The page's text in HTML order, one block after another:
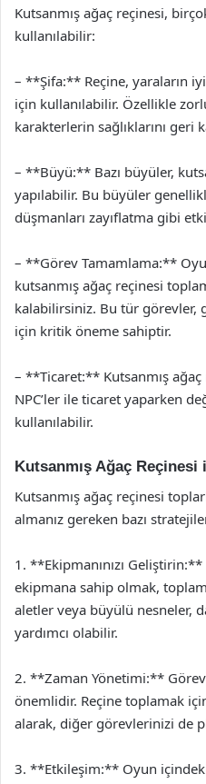
Kutsanmış ağaç reçinesi,
kullanılabilir:
– **Şifa:** Reçine, yaraların
için kullanılabilir. Özellikle
karakterlerin sağlıklarını geri
– **Büyü:** Bazı büyüler,
yapılabilir. Bu büyüler
düşmanları zayıflatma gibi
– **Görev Tamamlama:**
kutsanmış ağaç reçinesi
kalabilirsiniz. Bu tür görevler,
için kritik öneme sahiptir.
– **Ticaret:** Kutsanmış
NPC’ler ile ticaret yaparken
kullanılabilir.
Kutsanmış Ağaç
Kutsanmış ağaç reçinesi
almanız gereken bazı
1. **Ekipmanınızı
ekipmana sahip olmak,
aletler veya büyülü nesneler,
yardımcı olabilir.
2. **Zaman Yönetimi:**
önemlidir. Reçine toplamak
alarak, diğer görevlerinizi de
3. **Etkileşim:** Oyun